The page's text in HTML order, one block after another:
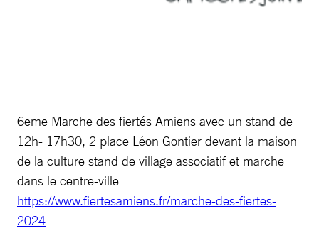
6eme Marche des fiertés Amiens avec un stand de
12h- 17h30, 2 place Léon Gontier devant la maison
de la culture stand de village associatif et marche
dans le centre-ville
https://www.fiertesamiens.fr/marche-des-fiertes-
2024